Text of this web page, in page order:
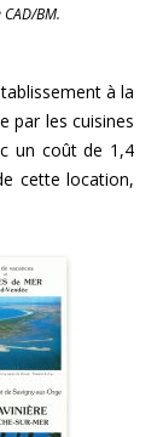
BM.
à la
par les cuisines
un coût de 1,4
cette location,